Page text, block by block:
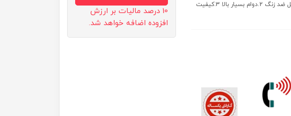
ویژگی ها: 1.گراستون فلزی ساخته شده از استیل ضد زنگ 2.دوام بسیار بالا 3.کیفیت
10 درصد مالیات بر ارزش
افزوده اضافه خواهد شد.